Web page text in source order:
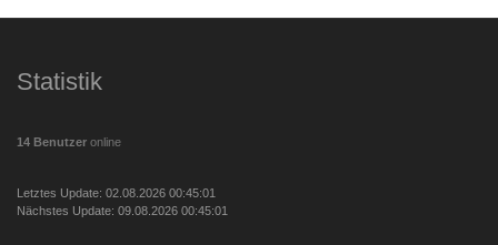
Statistik
14 Benutzer online
Letztes Update: 02.08.2026 00:45:01
Nächstes Update: 09.08.2026 00:45:01